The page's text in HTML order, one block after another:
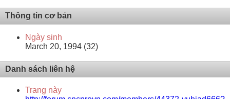
Thông tin cơ bản
Ngày sinh
March 20, 1994 (32)
Danh sách liên hệ
Trang này